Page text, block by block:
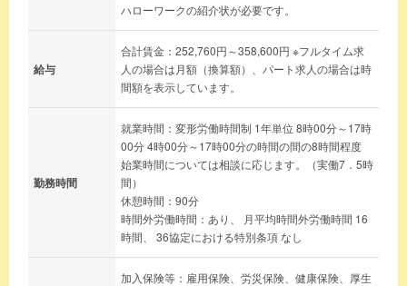
ハローワークの紹介状が必要です。
給与
合計賃金：252,760円～358,600円 ※フルタイム求
人の場合は月額（換算額）、パート求人の場合は時
間額を表示しています。
勤務時間
就業時間：変形労働時間制 1年単位 8時00分～17時
00分 4時00分～17時00分の時間の間の8時間程度
始業時間については相談に応じます。（実働7．5時
間）
休憩時間：90分
時間外労働時間：あり、 月平均時間外労働時間 16
時間、 36協定における特別条項 なし
加入保険等：雇用保険、労災保険、健康保険、厚生